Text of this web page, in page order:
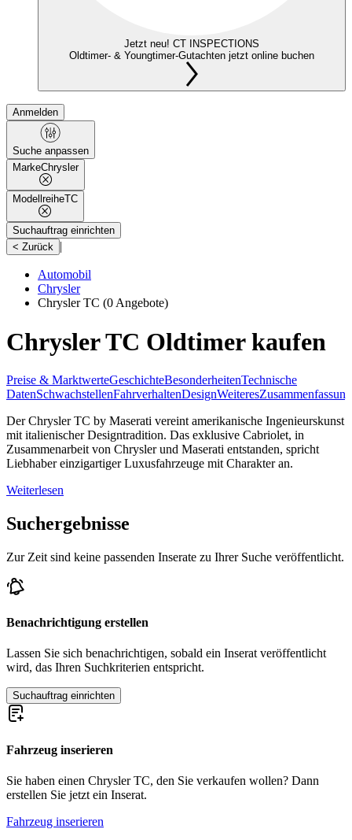
Jetzt neu! CT INSPECTIONS
Oldtimer- & Youngtimer-Gutachten jetzt online buchen
Anmelden
Suche anpassen
MarkeChrysler
ModellreiheTC
Suchauftrag einrichten
< Zurück |
Automobil
Chrysler
Chrysler TC (0 Angebote)
Chrysler TC Oldtimer kaufen
Preise & MarktwerteGeschichteBesonderheitenTechnische
DatenSchwachstellenFahrverhaltenDesignWeiteresZusammenfassung
Der Chrysler TC by Maserati vereint amerikanische Ingenieurskunst
mit italienischer Designtradition. Das exklusive Cabriolet, in
Zusammenarbeit von Chrysler und Maserati entstanden, spricht
Liebhaber einzigartiger Luxusfahrzeuge mit Charakter an.
Weiterlesen
Suchergebnisse
Zur Zeit sind keine passenden Inserate zu Ihrer Suche veröffentlicht.
Benachrichtigung erstellen
Lassen Sie sich benachrichtigen, sobald ein Inserat veröffentlicht
wird, das Ihren Suchkriterien entspricht.
Suchauftrag einrichten
Fahrzeug inserieren
Sie haben einen Chrysler TC, den Sie verkaufen wollen? Dann
erstellen Sie jetzt ein Inserat.
Fahrzeug inserieren